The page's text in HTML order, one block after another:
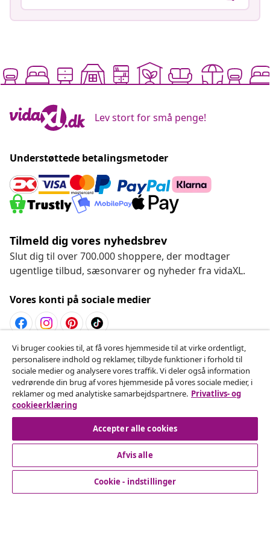
Lev stort for små penge!
Understøttede betalingsmetoder
Tilmeld dig vores nyhedsbrev
Slut dig til over 700.000 shoppere, der modtager
ugentlige tilbud, sæsonvarer og nyheder fra vidaXL.
Vores konti på sociale medier
Fortryd køb
Indsend en anmodning om at fortryde din ordre.
Virksomhed
Vi bruger cookies til, at få vores hjemmeside til at virke ordentligt,
personalisere indhold og reklamer, tilbyde funktioner i forhold til
sociale medier og analysere vores traffik. Vi deler også information
vedrørende din brug af vores hjemmeside på vores sociale medier, i
reklamer og med analytiske samarbejdspartnere. Privatlivs- og
cookieerklæring
Accepter alle cookies
Afvis alle
Cookie - indstillinger